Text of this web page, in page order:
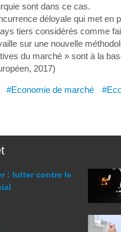
sont dans ce cas.
déloyale qui met en
tiers considérés comme
sur une nouvelle
du marché » sont à la
2017)
#Economie de marché
: lutter contre le